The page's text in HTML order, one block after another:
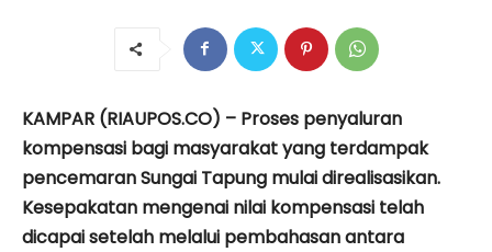
KAMPAR (RIAUPOS.CO) – Proses penyaluran
kompensasi bagi masyarakat yang terdampak
pencemaran Sungai Tapung mulai direalisasikan.
Kesepakatan mengenai nilai kompensasi telah
dicapai setelah melalui pembahasan antara